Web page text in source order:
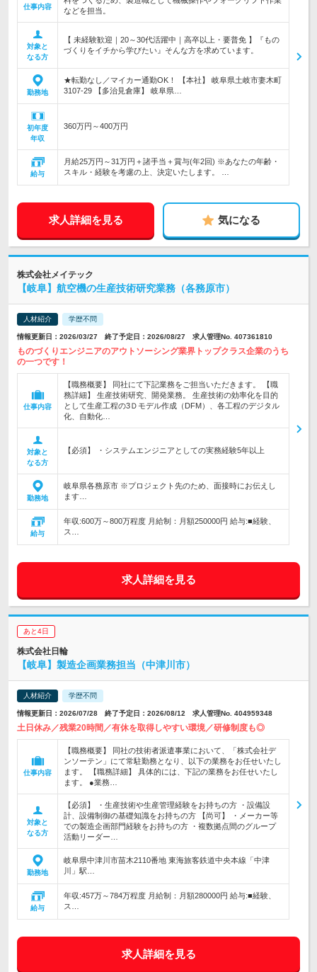
仕事内容
などを担当。
対象と
なる方
【 未経験歓迎｜20～30代活躍中｜高卒以上・要普免 】『もの
づくりをイチから学びたい』そんな方を求めています。
勤務地
★転勤なし／マイカー通勤OK！ 【本社】 岐阜県土岐市妻木町
3107-29 【多治見倉庫】 岐阜県…
初年度
年収
360万円～400万円
給与
月給25万円～31万円＋諸手当＋賞与(年2回) ※あなたの年齢・
スキル・経験を考慮の上、決定いたします。 …
求人詳細を見る 気になる
株式会社メイテック
【岐阜】航空機の生産技術研究業務（各務原市）
人材紹介 学歴不問
情報更新日：2026/03/27 終了予定日：2026/08/27 求人管理No. 407361810
ものづくりエンジニアのアウトソーシング業界トップクラス企業のうち
の一つです！
仕事内容
【職務概要】 同社にて下記業務をご担当いただきます。 【職
務詳細】 生産技術研究、開発業務。 生産技術の効率化を目的
として生産工程の3Ｄモデル作成（DFM）、各工程のデジタル
化、自動化…
対象と
なる方
【必須】 ・システムエンジニアとしての実務経験5年以上
勤務地
岐阜県各務原市 ※プロジェクト先のため、面接時にお伝えし
ます…
給与
年収:600万～800万程度 月給制：月額250000円 給与:■経験、
ス…
求人詳細を見る
あと4日
株式会社日輪
【岐阜】製造企画業務担当（中津川市）
人材紹介 学歴不問
情報更新日：2026/07/28 終了予定日：2026/08/12 求人管理No. 404959348
土日休み／残業20時間／有休を取得しやすい環境／研修制度も◎
仕事内容
【職務概要】 同社の技術者派遣事業において、「株式会社デ
ンソーテン」にて常駐勤務となり、以下の業務をお任せいたし
ます。 【職務詳細】 具体的には、下記の業務をお任せいたし
ます。 ●業務…
対象と
なる方
【必須】 ・生産技術や生産管理経験をお持ちの方 ・設備設
計、設備制御の基礎知識をお持ちの方 【尚可】 ・メーカー等
での製造企画部門経験をお持ちの方 ・複数拠点間のグループ
活動リーダー…
勤務地
岐阜県中津川市苗木2110番地 東海旅客鉄道中央本線「中津
川」駅…
給与
年収:457万～784万程度 月給制：月額280000円 給与:■経験、
ス…
求人詳細を見る